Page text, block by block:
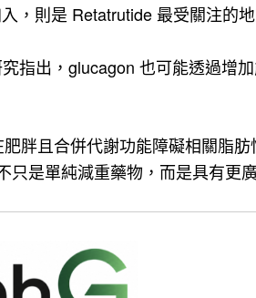
，則是 Retatrutide 最受關注的地
指出，glucagon 也可能透過增
胖且合併代謝功能障礙相關脂肪
是單純減重藥物，而是具有更